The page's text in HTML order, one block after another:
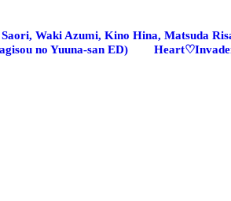
Waki Azumi, Kino Hina, Matsuda
no Yuuna-san ED)